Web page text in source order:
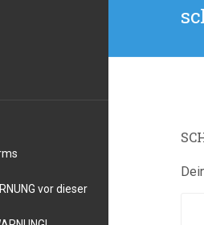
vor dieser